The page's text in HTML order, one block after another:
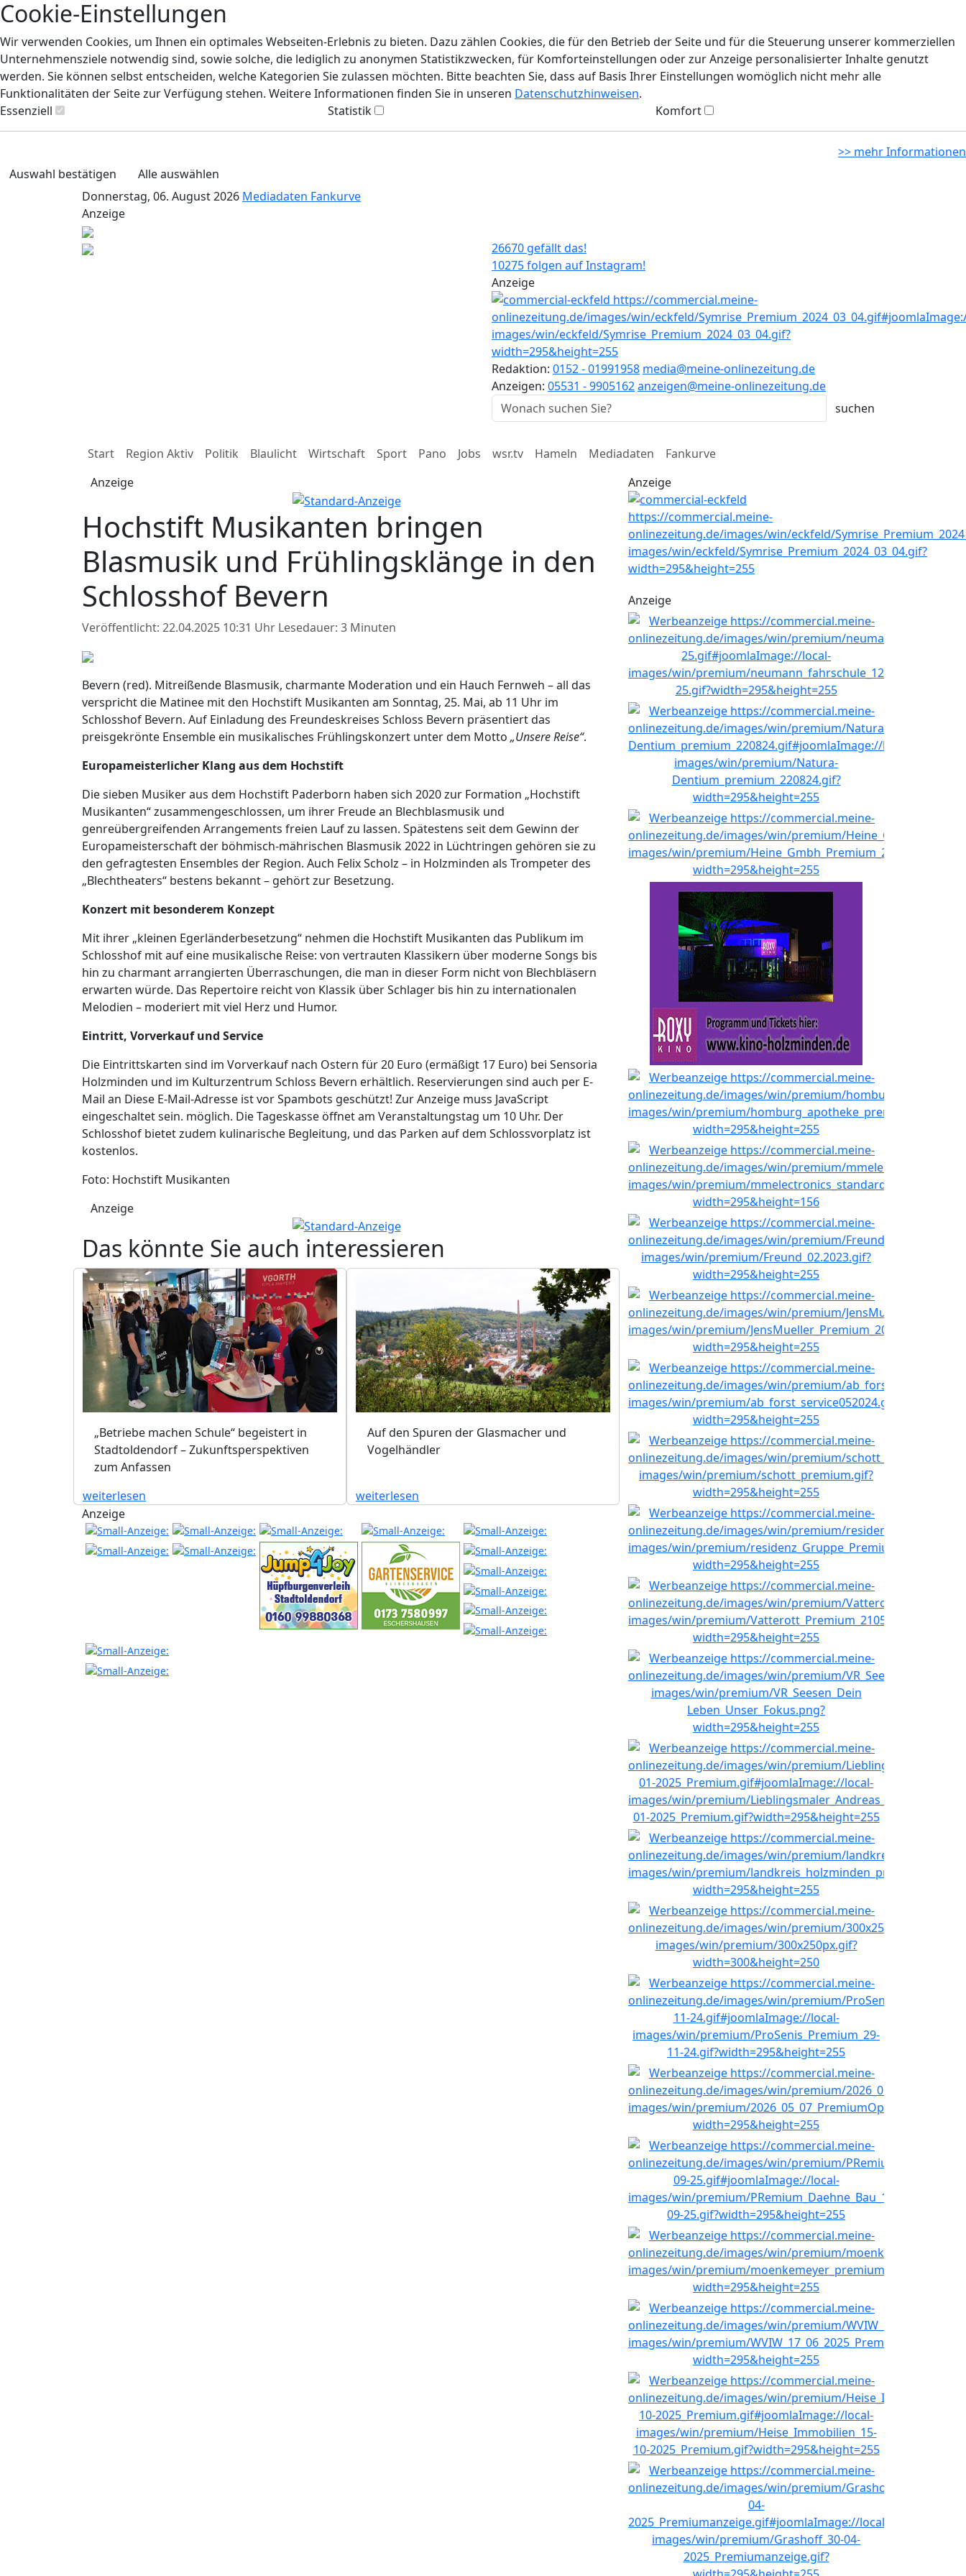
Cookie-Einstellungen
Wir verwenden Cookies, um Ihnen ein optimales Webseiten-Erlebnis zu bieten. Dazu zählen Cookies, die für den Betrieb der Seite und für die Steuerung unserer kommerziellen
Unternehmensziele notwendig sind, sowie solche, die lediglich zu anonymen Statistikzwecken, für Komforteinstellungen oder zur Anzeige personalisierter Inhalte genutzt
werden. Sie können selbst entscheiden, welche Kategorien Sie zulassen möchten. Bitte beachten Sie, dass auf Basis Ihrer Einstellungen womöglich nicht mehr alle
Funktionalitäten der Seite zur Verfügung stehen. Weitere Informationen finden Sie in unseren Datenschutzhinweisen.
Essenziell
Statistik Komfort
>> mehr Informationen
Auswahl bestätigen
Alle auswählen
Donnerstag, 06. August 2026 Mediadaten Fankurve
Anzeige
26670 gefällt das!
10275 folgen auf Instagram!
Anzeige
Redaktion: 0152 - 01991958 media@meine-onlinezeitung.de
Anzeigen: 05531 - 9905162anzeigen@meine-onlinezeitung.de
Start Region Aktiv Politik Blaulicht Wirtschaft Sport Pano Jobs wsr.tv Hameln Mediadaten
Fankurve
Anzeige
Hochstift Musikanten bringen
Blasmusik und Frühlingsklänge in den
Schlosshof Bevern
Veröffentlicht: 22.04.2025 10:31 Uhr Lesedauer: 3 Minuten
Bevern (red). Mitreißende Blasmusik, charmante Moderation und ein Hauch Fernweh – all das
verspricht die Matinee mit den Hochstift Musikanten am Sonntag, 25. Mai, ab 11 Uhr im
Schlosshof Bevern. Auf Einladung des Freundeskreises Schloss Bevern präsentiert das
preisgekrönte Ensemble ein musikalisches Frühlingskonzert unter dem Motto „Unsere Reise“.
Europameisterlicher Klang aus dem Hochstift
Die sieben Musiker aus dem Hochstift Paderborn haben sich 2020 zur Formation „Hochstift
Musikanten“ zusammengeschlossen, um ihrer Freude an Blechblasmusik und
genreübergreifenden Arrangements freien Lauf zu lassen. Spätestens seit dem Gewinn der
Europameisterschaft der böhmisch-mährischen Blasmusik 2022 in Lüchtringen gehören sie zu
den gefragtesten Ensembles der Region. Auch Felix Scholz – in Holzminden als Trompeter des
„Blechtheaters“ bestens bekannt – gehört zur Besetzung.
Konzert mit besonderem Konzept
Mit ihrer „kleinen Egerländerbesetzung“ nehmen die Hochstift Musikanten das Publikum im
Schlosshof mit auf eine musikalische Reise: von vertrauten Klassikern über moderne Songs bis
hin zu charmant arrangierten Überraschungen, die man in dieser Form nicht von Blechbläsern
erwarten würde. Das Repertoire reicht von Klassik über Schlager bis hin zu internationalen
Melodien – moderiert mit viel Herz und Humor.
Eintritt, Vorverkauf und Service
Die Eintrittskarten sind im Vorverkauf nach Ostern für 20 Euro (ermäßigt 17 Euro) bei Sensoria
Holzminden und im Kulturzentrum Schloss Bevern erhältlich. Reservierungen sind auch per E-
Mail an Diese E-Mail-Adresse ist vor Spambots geschützt! Zur Anzeige muss JavaScript
eingeschaltet sein. möglich. Die Tageskasse öffnet am Veranstaltungstag um 10 Uhr. Der
Schlosshof bietet zudem kulinarische Begleitung, und das Parken auf dem Schlossvorplatz ist
kostenlos.
Foto: Hochstift Musikanten
Anzeige
Das könnte Sie auch interessieren
„Betriebe machen Schule“ begeistert in
Stadtoldendorf – Zukunftsperspektiven
zum Anfassen
weiterlesen
Auf den Spuren der Glasmacher und
Vogelhändler
weiterlesen
Anzeige
Anzeige
Anzeige